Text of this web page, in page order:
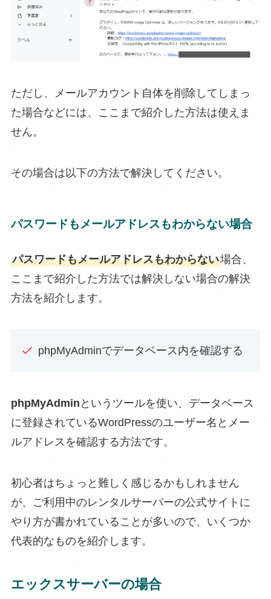
ただし、メールアカウント自体を削除してしまっ
た場合などには、ここまで紹介した方法は使えま
せん。
その場合は以下の方法で解決してください。
パスワードもメールアドレスもわからない場合
パスワードもメールアドレスもわからない場合、
ここまで紹介した方法では解決しない場合の解決
方法を紹介します。
phpMyAdminでデータベース内を確認する
phpMyAdmin というツールを使い、データベース
に登録されているWordPressのユーザー名とメー
ルアドレスを確認する方法です。
初心者はちょっと難しく感じるかもしれません
が、ご利用中のレンタルサーバーの公式サイトに
やり方が書かれていることが多いので、いくつか
代表的なものを紹介します。
エックスサーバーの場合